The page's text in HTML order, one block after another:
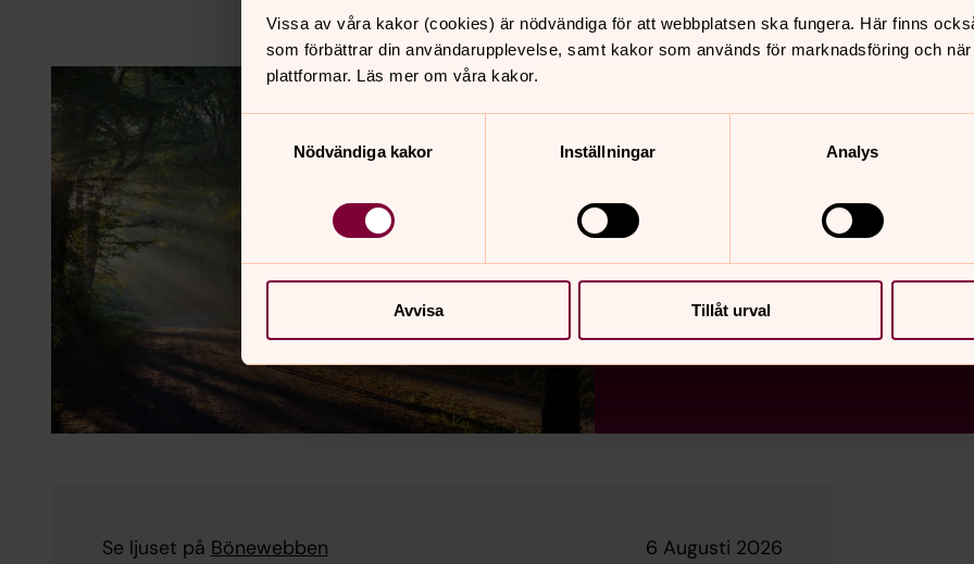
Vissa av våra kakor (cookies) är nödvändiga för att webbplatsen ska fungera. Här finns
som förbättrar din användarupplevelse, samt kakor som används för marknadsföring och
plattformar. Läs mer om våra kakor.
Nödvändiga kakor
Inställningar Analys
Avvisa Tillåt urval
Nyfiken på Gud?
Läs om kristen tro
Se ljuset på Bönewebben 6 Augusti 2026